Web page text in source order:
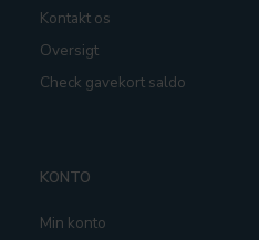
Kontakt os
Oversigt
Check gavekort saldo
KONTO
Min konto